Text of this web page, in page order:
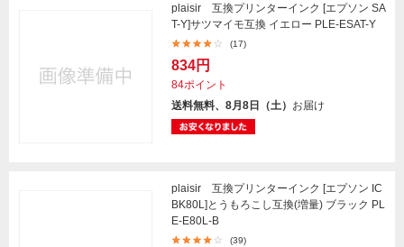
plaisir 互換プリンターインク [エプソン SA
T-Y]サツマイモ互換 イエロー PLE-ESAT-Y
(17)
834円
84ポイント
送料無料、8月8日（土） お届け
plaisir 互換プリンターインク [エプソン IC
BK80L]とうもろこし互換(増量) ブラック PL
E-E80L-B
(39)